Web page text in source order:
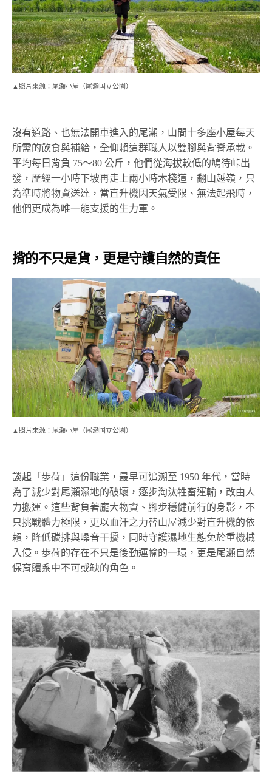
▲照片來源：尾瀬小屋（尾瀬国立公園）
沒有道路、也無法開車進入的尾瀨，山間十多座小屋每天
所需的飲食與補給，全仰賴這群職人以雙腳與背脊承載。
平均每日背負 75～80 公斤，他們從海拔較低的鳩待峠出
發，歷經一小時下坡再走上兩小時木棧道，翻山越嶺，只
為準時將物資送達，當直升機因天氣受限、無法起飛時，
他們更成為唯一能支援的生力軍。
揹的不只是貨，更是守護自然的責任
▲照片來源：尾瀬小屋（尾瀬国立公園）
談起「歩荷」這份職業，最早可追溯至 1950 年代，當時
為了減少對尾瀨濕地的破壞，逐步淘汰牲畜運輸，改由人
力搬運。這些背負著龐大物資、腳步穩健前行的身影，不
只挑戰體力極限，更以血汗之力替山屋減少對直升機的依
賴，降低碳排與噪音干擾，同時守護濕地生態免於重機械
入侵。歩荷的存在不只是後勤運輸的一環，更是尾瀨自然
保育體系中不可或缺的角色。